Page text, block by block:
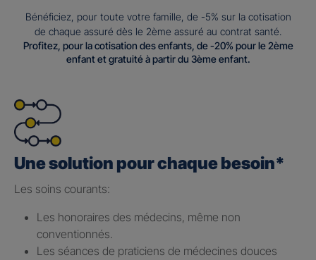
Bénéficiez, pour toute votre famille, de -5% sur la cotisation
de chaque assuré dès le 2ème assuré au contrat santé.
Profitez, pour la cotisation des enfants, de -20% pour le 2ème
enfant et gratuité à partir du 3ème enfant.
Une solution pour chaque besoin*
Les soins courants: ​
Les honoraires des médecins, même non
conventionnés.​
Les séances de praticiens de médecines douces